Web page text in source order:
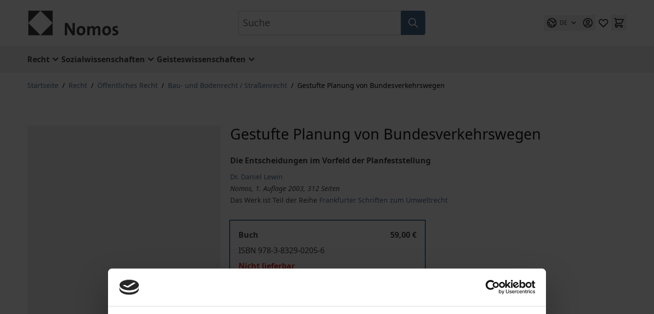
DE
Recht Sozialwissenschaften Geisteswissenschaften
Startseite / Recht / Öffentliches Recht / Bau- und Bodenrecht / Straßenrecht / Gestufte Planung von Bundesverkehrswegen
Gestufte Planung von Bundesverkehrswegen
Die Entscheidungen im Vorfeld der Planfeststellung
Dr. Daniel Lewin
Nomos, 1. Auflage 2003, 312 Seiten
Das Werk ist Teil der Reihe Frankfurter Schriften zum Umweltrecht
Buch
59,00 €
ISBN 978-3-8329-0205-6
Nicht lieferbar